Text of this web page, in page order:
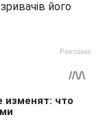
зривачів його